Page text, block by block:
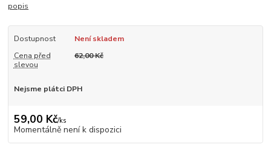
popis
Dostupnost
Není skladem
Cena před
slevou
62,00 Kč
Nejsme plátci DPH
59,00 Kč/ks
Momentálně není k dispozici